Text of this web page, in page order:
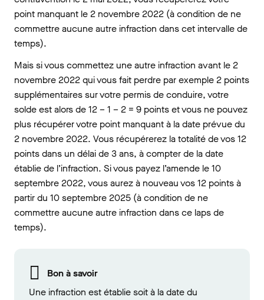
point manquant le 2 novembre 2022 (à condition de ne
commettre aucune autre infraction dans cet intervalle de
temps).
Mais si vous commettez une autre infraction avant le 2
novembre 2022 qui vous fait perdre par exemple 2 points
supplémentaires sur votre permis de conduire, votre
solde est alors de 12 – 1 – 2 = 9 points et vous ne pouvez
plus récupérer votre point manquant à la date prévue du
2 novembre 2022. Vous récupérerez la totalité de vos 12
points dans un délai de 3 ans, à compter de la date
établie de l’infraction. Si vous payez l’amende le 10
septembre 2022, vous aurez à nouveau vos 12 points à
partir du 10 septembre 2025 (à condition de ne
commettre aucune autre infraction dans ce laps de
temps).
Bon à savoir
Une infraction est établie soit à la date du